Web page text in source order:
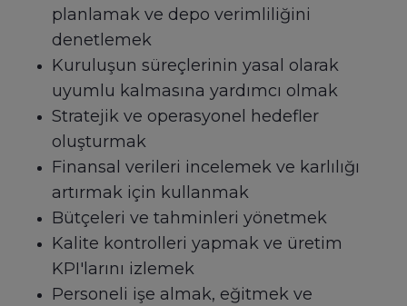
planlamak ve depo verimliliğini
denetlemek
Kuruluşun süreçlerinin yasal olarak
uyumlu kalmasına yardımcı olmak
Stratejik ve operasyonel hedefler
oluşturmak
Finansal verileri incelemek ve karlılığı
artırmak için kullanmak
Bütçeleri ve tahminleri yönetmek
Kalite kontrolleri yapmak ve üretim
KPI'larını izlemek
Personeli işe almak, eğitmek ve